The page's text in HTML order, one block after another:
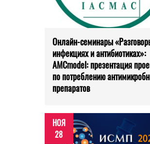
Онлайн-семинары
инфекциях и антибиотиках»:
AMCmodel: презентация
по потреблению
препаратов
НОЯ
28